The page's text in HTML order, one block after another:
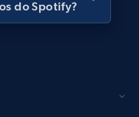
do Spotify?